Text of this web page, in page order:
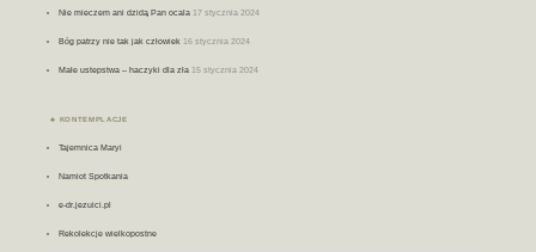
Nie mieczem ani dzidą Pan ocala 17 stycznia 2024
Bóg patrzy nie tak jak człowiek 16 stycznia 2024
Małe ustepstwa – haczyki dla zła 15 stycznia 2024
KONTEMPLACJE
Tajemnica Maryi
Namiot Spotkania
e-dr.jezuici.pl
Rekolekcje wielkopostne